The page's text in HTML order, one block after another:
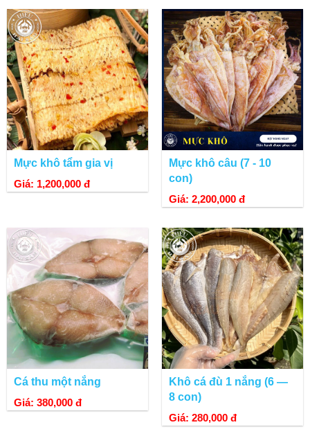
Mực khô tẩm gia vị
Giá: 1,200,000 đ
Mực khô câu (7 - 10
con)
Giá: 2,200,000 đ
Cá thu một nắng
Giá: 380,000 đ
Khô cá đù 1 nắng (6 —
8 con)
Giá: 280,000 đ